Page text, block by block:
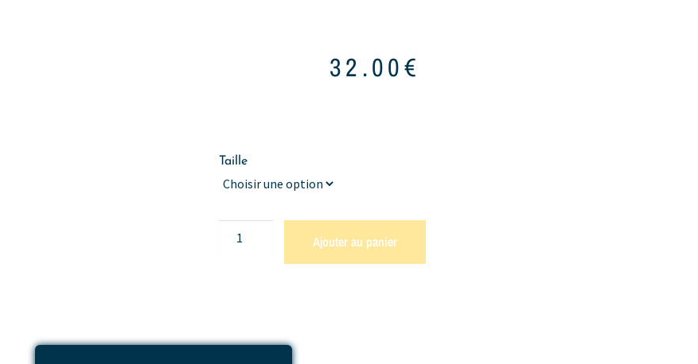
32.00€
Taille
Ajouter au panier